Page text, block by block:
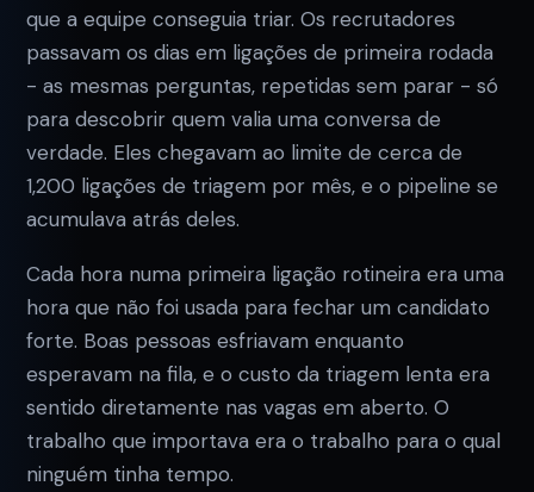
que a equipe conseguia triar. Os recrutadores
passavam os dias em ligações de primeira rodada
- as mesmas perguntas, repetidas sem parar - só
para descobrir quem valia uma conversa de
verdade. Eles chegavam ao limite de cerca de
1,200 ligações de triagem por mês, e o pipeline se
acumulava atrás deles.
Cada hora numa primeira ligação rotineira era uma
hora que não foi usada para fechar um candidato
forte. Boas pessoas esfriavam enquanto
esperavam na fila, e o custo da triagem lenta era
sentido diretamente nas vagas em aberto. O
trabalho que importava era o trabalho para o qual
ninguém tinha tempo.